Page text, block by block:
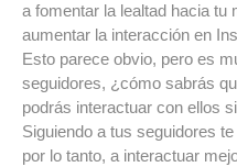
a fomentar la lealtad hacia tu
aumentar la interacción en
Esto parece obvio, pero es
seguidores, ¿cómo sabrás
podrás interactuar con ellos
Siguiendo a tus seguidores
por lo tanto, a interactuar